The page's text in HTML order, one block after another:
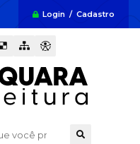
Login / Cadastro